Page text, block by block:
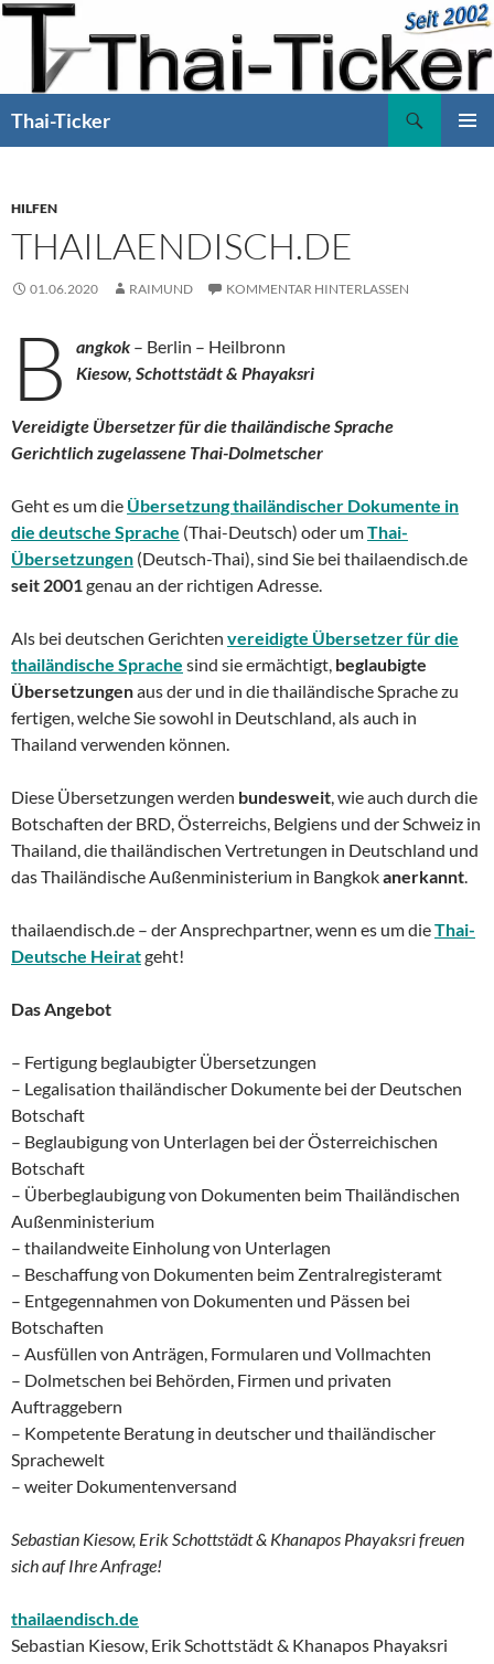
Zum
Inhalt
springen
Thai-Ticker
HILFEN
THAILAENDISCH.DE
01.06.2020 RAIMUND KOMMENTAR HINTERLASSEN
B angkok – Berlin – Heilbronn
Kiesow, Schottstädt & Phayaksri
Vereidigte Übersetzer für die thailändische Sprache
Gerichtlich zugelassene Thai-Dolmetscher
Geht es um die Übersetzung thailändischer Dokumente in
die deutsche Sprache (Thai-Deutsch) oder umThai-
Übersetzungen (Deutsch-Thai), sind Sie bei thailaendisch.de
seit 2001genau an der richtigen Adresse.
Als bei deutschen Gerichten vereidigte Übersetzer für die
thailändische Sprache sind sie ermächtigt, beglaubigte
Übersetzungenaus der und in die thailändische Sprache zu
fertigen, welche Sie sowohl in Deutschland, als auch in
Thailand verwenden können.
Diese Übersetzungen werden bundesweit, wie auch durch die
Botschaften der BRD, Österreichs, Belgiens und der Schweiz in
Thailand, die thailändischen Vertretungen in Deutschland und
das Thailändische Außenministerium in Bangkokanerkannt.
thailaendisch.de – der Ansprechpartner, wenn es um dieThai-
Deutsche Heiratgeht!
Das Angebot
– Fertigung beglaubigter Übersetzungen
– Legalisation thailändischer Dokumente bei der Deutschen
Botschaft
– Beglaubigung von Unterlagen bei der Österreichischen
Botschaft
– Überbeglaubigung von Dokumenten beim Thailändischen
Außenministerium
– thailandweite Einholung von Unterlagen
– Beschaffung von Dokumenten beim Zentralregisteramt
– Entgegennahmen von Dokumenten und Pässen bei
Botschaften
– Ausfüllen von Anträgen, Formularen und Vollmachten
– Dolmetschen bei Behörden, Firmen und privaten
Auftraggebern
– Kompetente Beratung in deutscher und thailändischer
Sprachewelt
– weiter Dokumentenversand
Sebastian Kiesow, Erik Schottstädt & Khanapos Phayaksri freuen
sich auf Ihre Anfrage!
thailaendisch.de
Sebastian Kiesow, Erik Schottstädt & Khanapos Phayaksri